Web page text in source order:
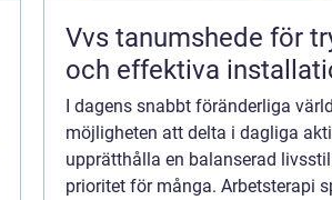
Vvs tanumshede för
och effektiva
I dagens snabbt föränderliga
möjligheten att delta i dagliga
upprätthålla en balanserad
prioritet för många. Arbetsterapi